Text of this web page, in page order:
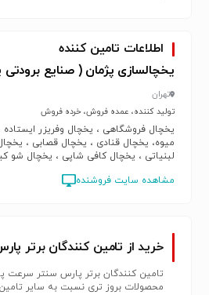
اطلاعات تامین کننده
یخچالسازی پژمان ( صنایع برودتی
تهران
تولید کننده، عمده فروش، خرده فروش
یخچال فروشگاهی ، یخچال وفریزر
میوه، یخچال قنادی ، یخچال قصابی ،
لبنیاتی ، یخچال کافی شاپی ، یخچال شو
خوابیده فروشگاهی ، یخچال هایپرمارکتی،
مشاهده سایت فروشنده
خرید از تامین کنندگان برتر
تامین کنندگان برتر پارس سنتر سرعت
محصولات بروز تری نسبت به سایر تامین